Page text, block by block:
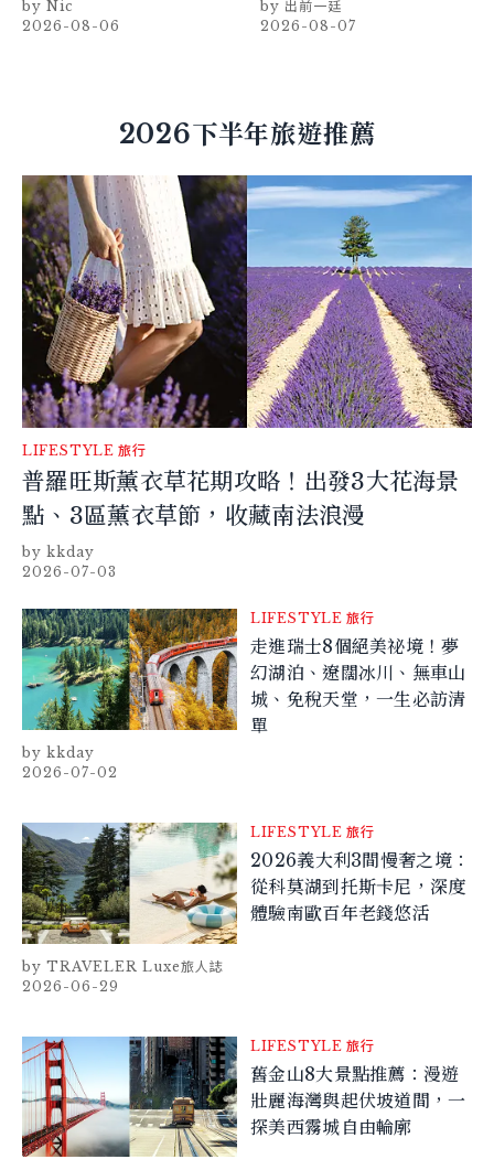
戲，線上看7大看點懶人包
Nic
2026-08-06
出前一廷
2026-08-07
2026下半年旅遊推薦
LIFESTYLE 旅行
普羅旺斯薰衣草花期攻略！出發3大花海景
點、3區薰衣草節，收藏南法浪漫
kkday
2026-07-03
LIFESTYLE 旅行
走進瑞士8個絕美祕境！夢
幻湖泊、遼闊冰川、無車山
城、免稅天堂，一生必訪清
單
kkday
2026-07-02
LIFESTYLE 旅行
2026義大利3間慢奢之境：
從科莫湖到托斯卡尼，深度
體驗南歐百年老錢悠活
TRAVELER Luxe旅人誌
2026-06-29
LIFESTYLE 旅行
舊金山8大景點推薦：漫遊
壯麗海灣與起伏坡道間，一
探美西霧城自由輪廓